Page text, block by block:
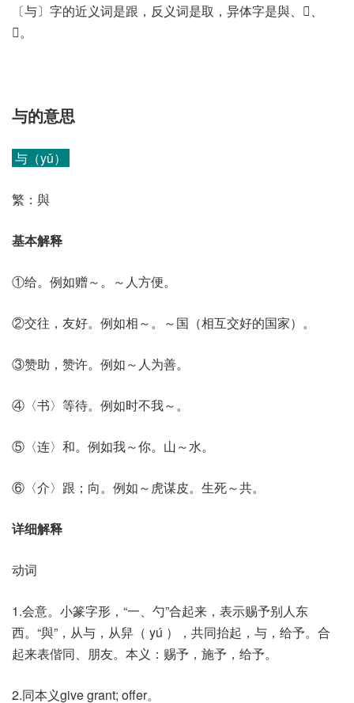
〔与〕字的近义词是跟，反义词是取，异体字是與、𠔔、
𢌱。
与的意思
与（yǔ）
繁：與
基本解释
①给。例如赠～。～人方便。
②交往，友好。例如相～。～国（相互交好的国家）。
③赞助，赞许。例如～人为善。
④〈书〉等待。例如时不我～。
⑤〈连〉和。例如我～你。山～水。
⑥〈介〉跟；向。例如～虎谋皮。生死～共。
详细解释
动词
1.会意。小篆字形，“一、勺”合起来，表示赐予别人东
西。“與”，从与，从舁（ yú ），共同抬起，与，给予。合
起来表偕同、朋友。本义：赐予，施予，给予。
2.同本义give grant; offer。